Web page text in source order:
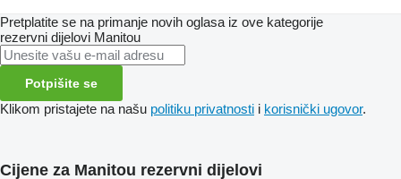
Pretplatite se na primanje novih oglasa iz ove kategorije
rezervni dijelovi Manitou
Potpišite se
Klikom pristajete na našu politiku privatnosti i korisnički ugovor.
Cijene za Manitou rezervni dijelovi